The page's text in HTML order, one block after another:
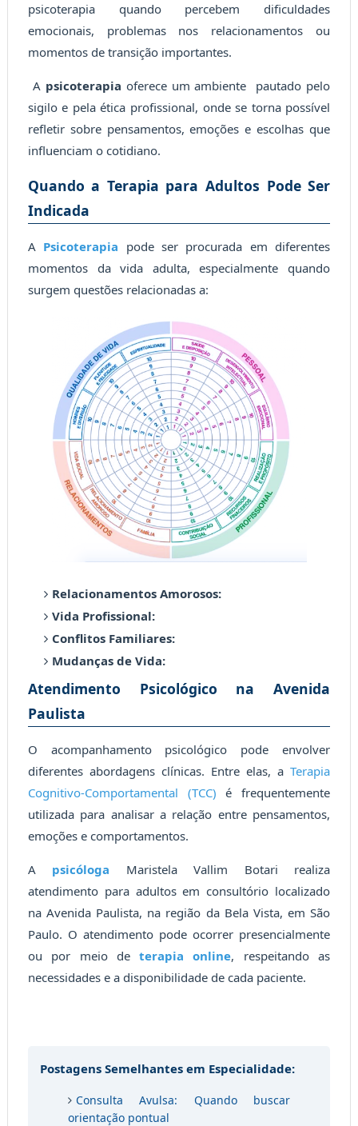
psicoterapia quando percebem dificuldades
emocionais, problemas nos relacionamentos ou
momentos de transição importantes.
A psicoterapia oferece um ambiente pautado pelo
sigilo e pela ética profissional, onde se torna possível
refletir sobre pensamentos, emoções e escolhas que
influenciam o cotidiano.
Quando a Terapia para Adultos Pode Ser
Indicada
A Psicoterapia pode ser procurada em diferentes
momentos da vida adulta, especialmente quando
surgem questões relacionadas a:
Relacionamentos Amorosos:
Vida Profissional:
Conflitos Familiares:
Mudanças de Vida:
Atendimento Psicológico na Avenida
Paulista
O acompanhamento psicológico pode envolver
diferentes abordagens clínicas. Entre elas, aTerapia
Cognitivo-Comportamental (TCC) é frequentemente
utilizada para analisar a relação entre pensamentos,
emoções e comportamentos.
A psicóloga Maristela Vallim Botari realiza
atendimento para adultos em consultório localizado
na Avenida Paulista, na região da Bela Vista, em São
Paulo. O atendimento pode ocorrer presencialmente
ou por meio deterapia online, respeitando as
necessidades e a disponibilidade de cada paciente.
Postagens Semelhantes em Especialidade:
Consulta Avulsa: Quando buscar
orientação pontual